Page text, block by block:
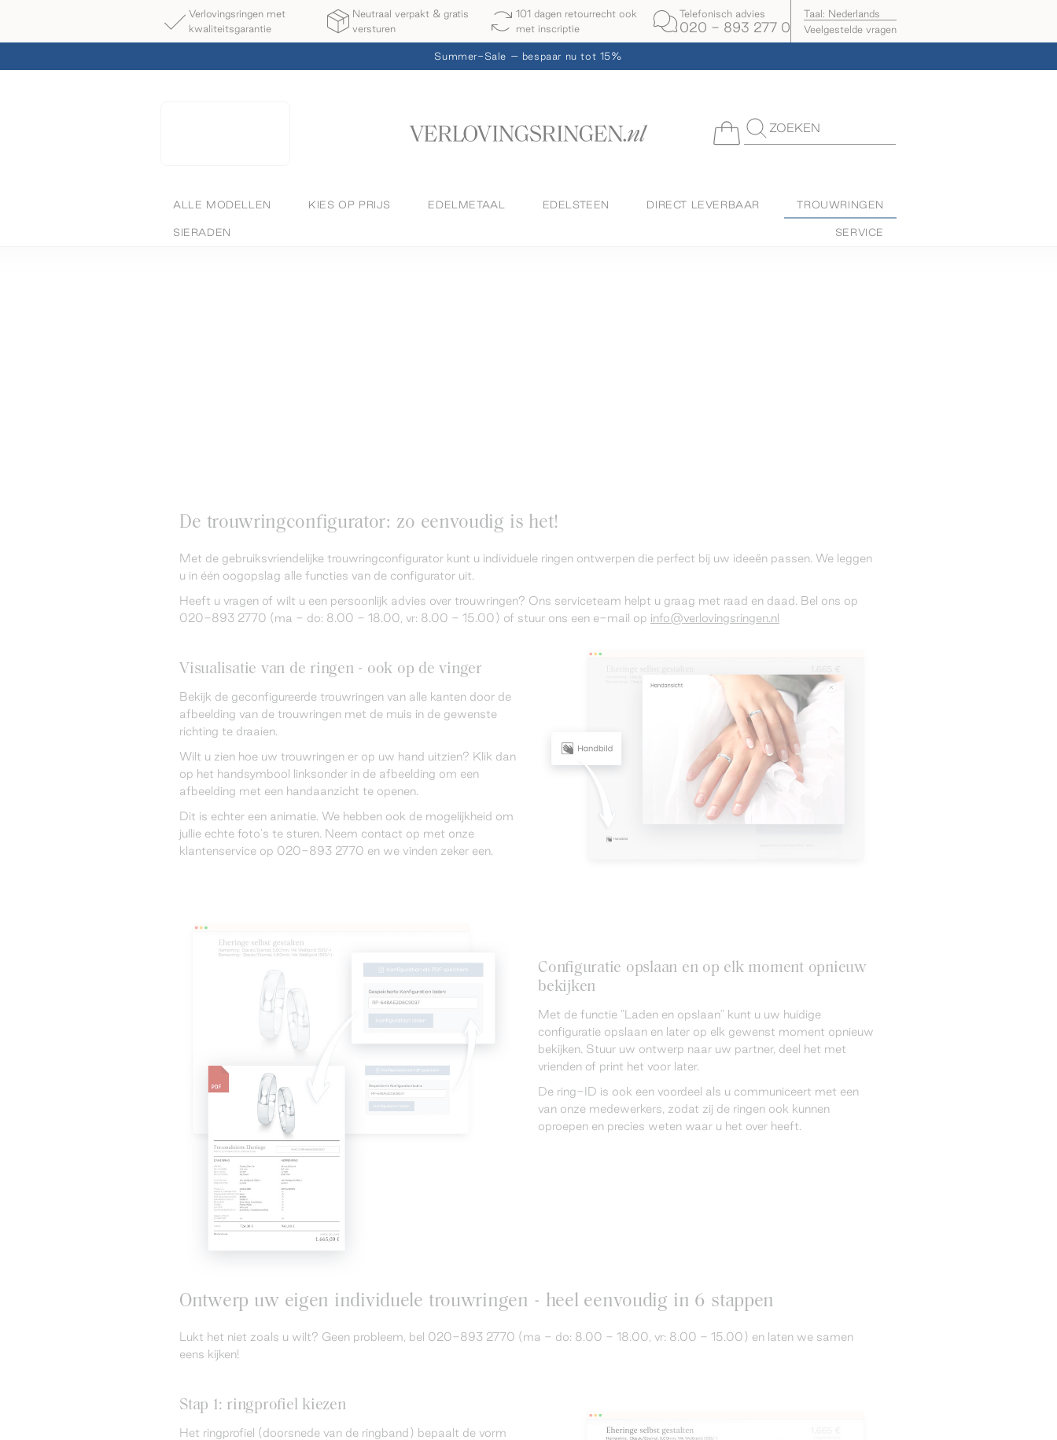
Verlovingsringen met
kwaliteitsgarantie
Neutraal verpakt & gratis
versturen
101 dagen retourrecht ook
met inscriptie
Telefonisch advies
020 - 893 277 0
Taal: Nederlands
Veelgestelde vragen
Summer-Sale – bespaar nu tot 15%
ZOEKEN
ALLE MODELLEN KIES OP PRIJS EDELMETAAL EDELSTEEN DIRECT LEVERBAAR TROUWRINGEN
SIERADEN SERVICE
De trouwringconfigurator: zo eenvoudig is het!
Met de gebruiksvriendelijke trouwringconfigurator kunt u individuele ringen ontwerpen die perfect bij uw ideeën passen. We leggen
u in één oogopslag alle functies van de configurator uit.
Heeft u vragen of wilt u een persoonlijk advies over trouwringen? Ons serviceteam helpt u graag met raad en daad. Bel ons op
020-893 2770 (ma - do: 8.00 - 18.00, vr: 8.00 - 15.00) of stuur ons een e-mail op info@verlovingsringen.nl
Visualisatie van de ringen - ook op de vinger
Bekijk de geconfigureerde trouwringen van alle kanten door de
afbeelding van de trouwringen met de muis in de gewenste
richting te draaien.
Wilt u zien hoe uw trouwringen er op uw hand uitzien? Klik dan
op het handsymbool linksonder in de afbeelding om een
afbeelding met een handaanzicht te openen.
Dit is echter een animatie. We hebben ook de mogelijkheid om
jullie echte foto's te sturen. Neem contact op met onze
klantenservice op 020-893 2770 en we vinden zeker een.
Configuratie opslaan en op elk moment opnieuw
bekijken
Met de functie "Laden en opslaan" kunt u uw huidige
configuratie opslaan en later op elk gewenst moment opnieuw
bekijken. Stuur uw ontwerp naar uw partner, deel het met
vrienden of print het voor later.
De ring-ID is ook een voordeel als u communiceert met een
van onze medewerkers, zodat zij de ringen ook kunnen
oproepen en precies weten waar u het over heeft.
Ontwerp uw eigen individuele trouwringen - heel eenvoudig in 6 stappen
Lukt het niet zoals u wilt? Geen probleem, bel 020-893 2770 (ma - do: 8.00 - 18.00, vr: 8.00 - 15.00) en laten we samen
eens kijken!
Stap 1: ringprofiel kiezen
Het ringprofiel (doorsnede van de ringband) bepaalt de vorm